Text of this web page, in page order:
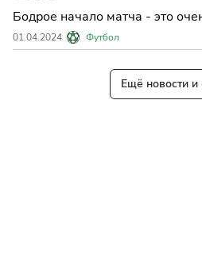
Бодрое начало матча - это
которая может задать темп и
часть игры.
01.04.2024 Футбол
Ещё новости и